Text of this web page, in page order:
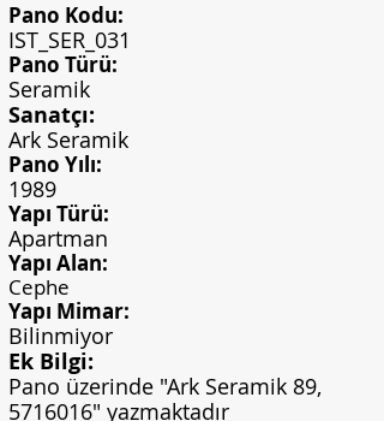
Pano Kodu:
IST_SER_031
Pano Türü:
Seramik
Sanatçı:
Ark Seramik
Pano Yılı:
1989
Yapı Türü:
Apartman
Yapı Alan:
Cephe
Yapı Mimar:
Bilinmiyor
Ek Bilgi:
Pano üzerinde "Ark Seramik 89,
5716016" yazmaktadır